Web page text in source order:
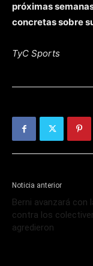
próximas
concretas sobre
TyC Sports
Noticia anterior
Berni avanzará con
contra los
agredieron